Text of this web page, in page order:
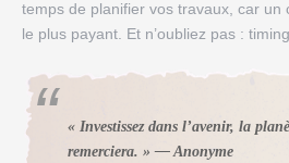
temps de planifier vos travaux, car un
le plus payant. Et n’oubliez pas :
« Investissez dans l’avenir, la
remerciera. » — Anonyme